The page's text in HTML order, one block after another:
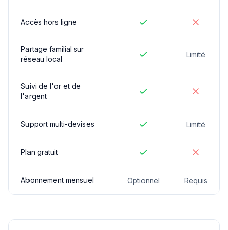
Accès hors ligne
Partage familial sur
réseau local
Limité
Suivi de l'or et de
l'argent
Support multi-devises Limité
Plan gratuit
Abonnement mensuel Optionnel Requis